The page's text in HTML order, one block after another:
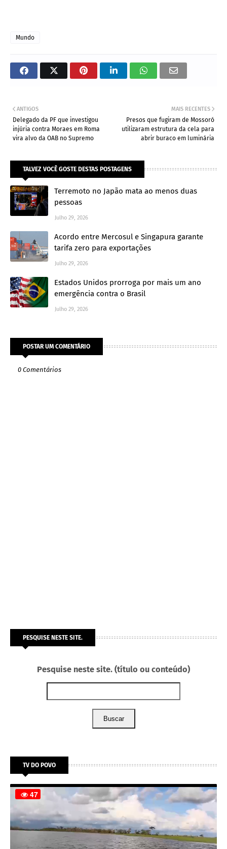
Mundo
MAIS RECENTES
Presos que fugiram de Mossoró
utilizaram estrutura da cela para
abrir buraco em luminária
ANTIGOS
Delegado da PF que investigou
injúria contra Moraes em Roma
vira alvo da OAB no Supremo
TALVEZ VOCÊ GOSTE DESTAS POSTAGENS
Terremoto no Japão mata ao menos duas
pessoas
Julho 29, 2026
Acordo entre Mercosul e Singapura garante
tarifa zero para exportações
Julho 29, 2026
Estados Unidos prorroga por mais um ano
emergência contra o Brasil
Julho 29, 2026
POSTAR UM COMENTÁRIO
0 Comentários
PESQUISE NESTE SITE.
Pesquise neste site. (título ou conteúdo)
Buscar
TV DO POVO